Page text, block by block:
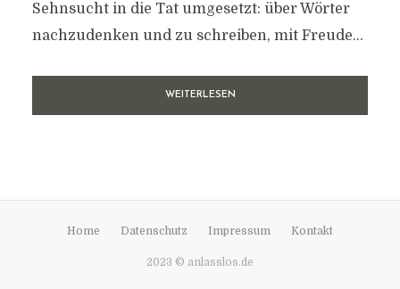
Sehnsucht in die Tat umgesetzt: über Wörter
nachzudenken und zu schreiben, mit Freude...
WEITERLESEN
Home Datenschutz Impressum Kontakt
2023 © anlasslos.de